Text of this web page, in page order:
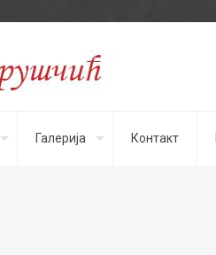
Галерија Контакт